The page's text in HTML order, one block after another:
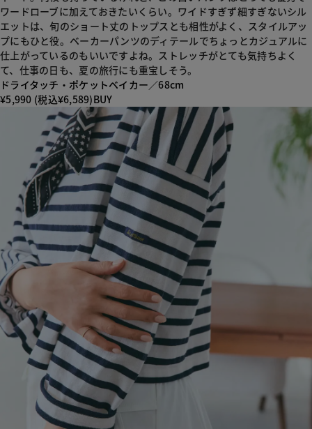
ワードローブに加えておきたいくらい。ワイドすぎず細すぎないシル
エットは、旬のショート丈のトップスとも相性がよく、スタイルアッ
プにもひと役。ベーカーパンツのディテールでちょっとカジュアルに
仕上がっているのもいいですよね。ストレッチがとても気持ちよく
て、仕事の日も、夏の旅行にも重宝しそう。
ドライタッチ・ポケットベイカー／68cm
¥5,990 (税込¥6,589)BUY